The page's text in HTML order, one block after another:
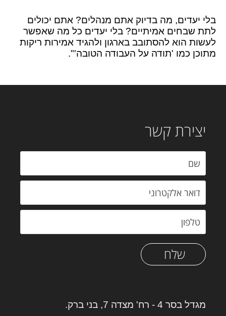
בלי יעדים, מה בדיוק אתם מנהלים? אתם יכולים
לתת שבחים אמיתיים? בלי יעדים כל מה שאפשר
לעשות הוא להסתובב בארגון ולהגיד אמירות ריקות
מתוכן כמו 'תודה על העבודה הטובה'".
יצירת קשר
שלח
מגדל בסר 4 - רח' מצדה 7, בני ברק.